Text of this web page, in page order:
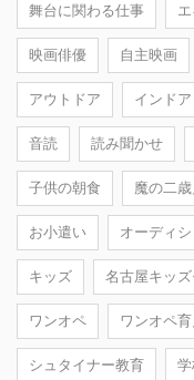
舞台に関わる仕事
映画俳優 自主映画
アウトドア インドア
音読 読み聞かせ
子供の朝食 魔の二歳
お小遣い オーディ
キッズ 名古屋キッ
ワンオペ ワンオペ育
シュタイナー教育 学